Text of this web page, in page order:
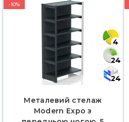
-10%
4
24
24
Металевий стелаж
Modern Expo з